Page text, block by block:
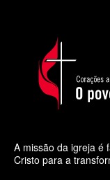
A missão da igreja é
Cristo para a